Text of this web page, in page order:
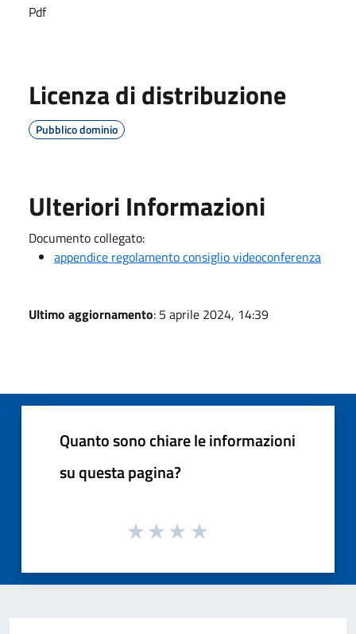
Pdf
Licenza di distribuzione
Pubblico dominio
Ulteriori Informazioni
Documento collegato:
appendice regolamento consiglio videoconferenza
Ultimo aggiornamento: 5 aprile 2024, 14:39
Quanto sono chiare le informazioni
su questa pagina?